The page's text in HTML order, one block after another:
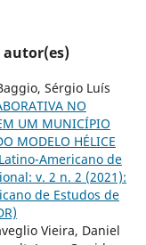
autor(es)
Sérgio Luís
NO
UM MUNICÍPIO
MODELO HÉLICE
Americano de
v. 2 n. 2 (2021):
de Estudos de
Vieira, Daniel